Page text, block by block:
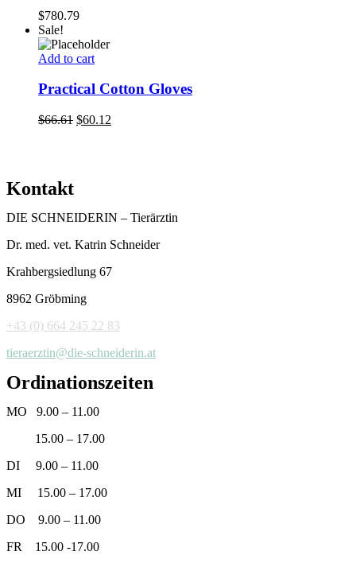
$780.79
Sale!
Add to cart
Practical Cotton Gloves
$66.61 $60.12
Kontakt
DIE SCHNEIDERIN – Tierärztin
Dr. med. vet. Katrin Schneider
Krahbergsiedlung 67
8962 Gröbming
+43 (0) 664 245 22 83
tieraerztin@die-schneiderin.at
Ordinationszeiten
MO 9.00 – 11.00
15.00 – 17.00
DI 9.00 – 11.00
MI 15.00 – 17.00
DO 9.00 – 11.00
FR 15.00 -17.00